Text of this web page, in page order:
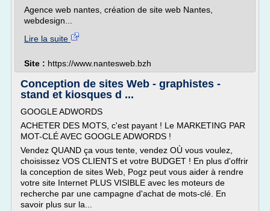
Agence web nantes, création de site web Nantes,
webdesign...
Lire la suite
Site : https://www.nantesweb.bzh
Conception de sites Web - graphistes -
stand et kiosques d ...
GOOGLE ADWORDS
ACHETER DES MOTS, c'est payant ! Le MARKETING PAR
MOT-CLÉ AVEC GOOGLE ADWORDS !
Vendez QUAND ça vous tente, vendez OÙ vous voulez,
choisissez VOS CLIENTS et votre BUDGET ! En plus d'offrir
la conception de sites Web, Pogz peut vous aider à rendre
votre site Internet PLUS VISIBLE avec les moteurs de
recherche par une campagne d'achat de mots-clé. En
savoir plus sur la...